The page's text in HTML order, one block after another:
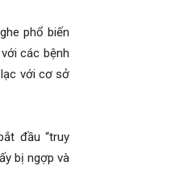
phổ biến
các bệnh
với cơ sở
đầu “truy
bị ngợp và